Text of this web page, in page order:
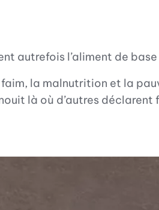
autrefois l’aliment de
la malnutrition et la
là où d’autres déclarent